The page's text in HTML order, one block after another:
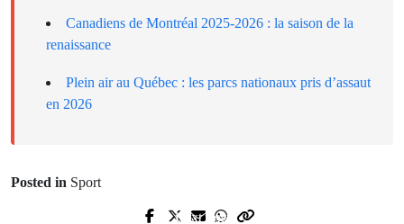
Canadiens de Montréal 2025-2026 : la saison de la
renaissance
Plein air au Québec : les parcs nationaux pris d’assaut
en 2026
Posted in Sport
Prev Post
Next Post